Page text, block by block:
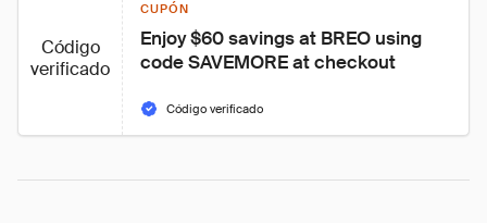
Código
verificado
CUPÓN
Enjoy $60 savings at BREO using
code SAVEMORE at checkout
Código verificado